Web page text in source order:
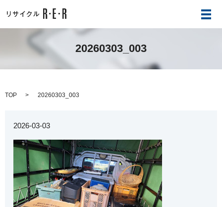
メ
20260303_003
TOP 20260303_003
2026-03-03